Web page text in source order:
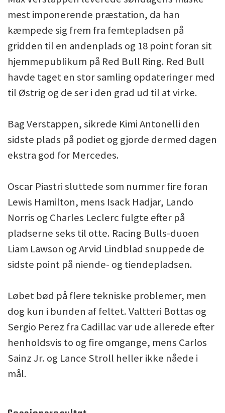
mest imponerende præstation, da han
kæmpede sig frem fra femtepladsen på
gridden til en andenplads og 18 point foran sit
hjemmepublikum på Red Bull Ring. Red Bull
havde taget en stor samling opdateringer med
til Østrig og de ser i den grad ud til at virke.
Bag Verstappen, sikrede Kimi Antonelli den
sidste plads på podiet og gjorde dermed dagen
ekstra god for Mercedes.
Oscar Piastri sluttede som nummer fire foran
Lewis Hamilton, mens Isack Hadjar, Lando
Norris og Charles Leclerc fulgte efter på
pladserne seks til otte. Racing Bulls-duoen
Liam Lawson og Arvid Lindblad snuppede de
sidste point på niende- og tiendepladsen.
Løbet bød på flere tekniske problemer, men
dog kun i bunden af feltet. Valtteri Bottas og
Sergio Perez fra Cadillac var ude allerede efter
henholdsvis to og fire omgange, mens Carlos
Sainz Jr. og Lance Stroll heller ikke nåede i
mål.